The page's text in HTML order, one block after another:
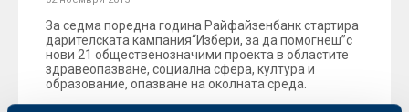
За седма поредна година Райфайзенбанк стартира
дарителската кампания“Избери, за да помогнеш”с
нови 21 общественозначими проектa в областите
здравеопазване, социална сфера, култура и
образование, опазване на околната среда.